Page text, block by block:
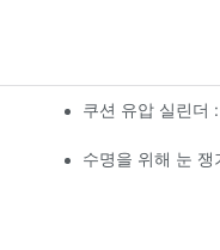
쿠션 유압 실린더
수명을 위해 눈 쟁